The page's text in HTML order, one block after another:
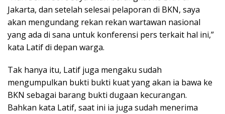
Jakarta, dan setelah selesai pelaporan di BKN, saya
akan mengundang rekan rekan wartawan nasional
yang ada di sana untuk konferensi pers terkait hal ini,”
kata Latif di depan warga.
Tak hanya itu, Latif juga mengaku sudah
mengumpulkan bukti bukti kuat yang akan ia bawa ke
BKN sebagai barang bukti dugaan kecurangan.
Bahkan kata Latif, saat ini ia juga sudah menerima